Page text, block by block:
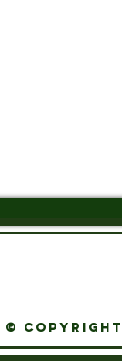
© Copyright